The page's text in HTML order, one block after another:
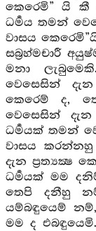
කෙරෙමි” යි
ධර්‍මය තමන්
වාසය
සබ්‍රහ්මචාරී
මනා
වෙසෙසින්
කෙරෙම් ද,
වෙසෙසින්
ධර්‍මයක් තමන්
වාසය
දැන ප්‍රත්‍යක්‍ෂ
ධර්‍මයක් මම
තෙපි දනීහු
යම්බඳුයෙම්
මම ද